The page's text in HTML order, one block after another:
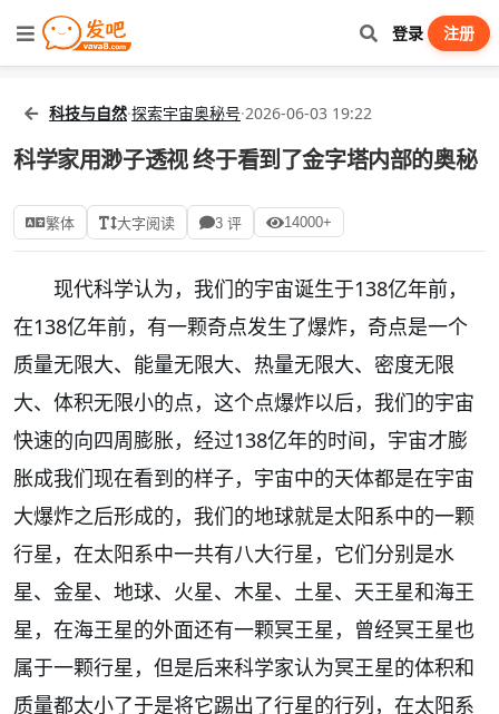
登录 注册
科技与自然·探索宇宙奥秘号·2026-06-03 19:22
科学家用渺子透视 终于看到了金字塔内部的奥秘
繁体 大字阅读 3 评 14000+
现代科学认为，我们的宇宙诞生于138亿年前，
在138亿年前，有一颗奇点发生了爆炸，奇点是一个
质量无限大、能量无限大、热量无限大、密度无限
大、体积无限小的点，这个点爆炸以后，我们的宇宙
快速的向四周膨胀，经过138亿年的时间，宇宙才膨
胀成我们现在看到的样子，宇宙中的天体都是在宇宙
大爆炸之后形成的，我们的地球就是太阳系中的一颗
行星，在太阳系中一共有八大行星，它们分别是水
星、金星、地球、火星、木星、土星、天王星和海王
星，在海王星的外面还有一颗冥王星，曾经冥王星也
属于一颗行星，但是后来科学家认为冥王星的体积和
质量都太小了于是将它踢出了行星的行列，在太阳系